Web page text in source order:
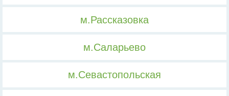
м.Рассказовка
м.Саларьево
м.Севастопольская